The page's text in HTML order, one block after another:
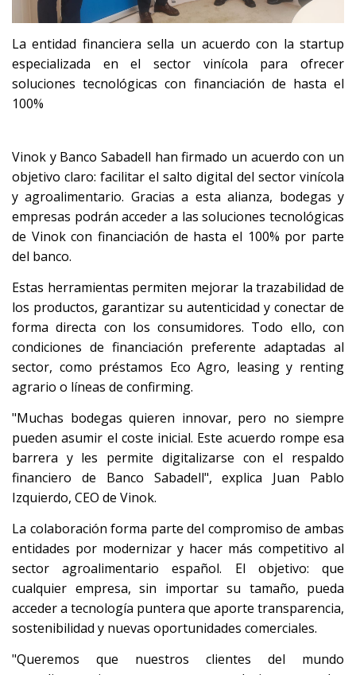
La entidad financiera sella un acuerdo con la startup
especializada en el sector vinícola para ofrecer
soluciones tecnológicas con financiación de hasta el
100%
Vinok y Banco Sabadell han firmado un acuerdo con un
objetivo claro: facilitar el salto digital del sector vinícola
y agroalimentario. Gracias a esta alianza, bodegas y
empresas podrán acceder a las soluciones tecnológicas
de Vinok con financiación de hasta el 100% por parte
del banco.
Estas herramientas permiten mejorar la trazabilidad de
los productos, garantizar su autenticidad y conectar de
forma directa con los consumidores. Todo ello, con
condiciones de financiación preferente adaptadas al
sector, como préstamos Eco Agro, leasing y renting
agrario o líneas de confirming.
"Muchas bodegas quieren innovar, pero no siempre
pueden asumir el coste inicial. Este acuerdo rompe esa
barrera y les permite digitalizarse con el respaldo
financiero de Banco Sabadell", explica Juan Pablo
Izquierdo, CEO de Vinok.
La colaboración forma parte del compromiso de ambas
entidades por modernizar y hacer más competitivo al
sector agroalimentario español. El objetivo: que
cualquier empresa, sin importar su tamaño, pueda
acceder a tecnología puntera que aporte transparencia,
sostenibilidad y nuevas oportunidades comerciales.
"Queremos que nuestros clientes del mundo